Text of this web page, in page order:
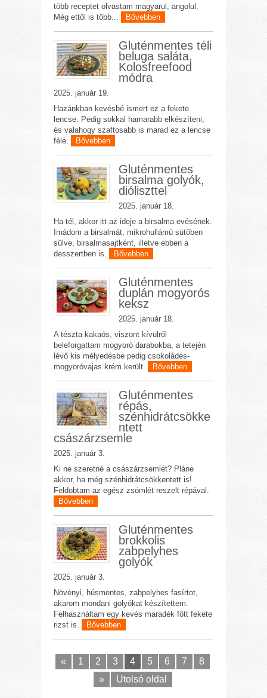
több receptet olvastam magyarul, angolul.
Még ettől is több...
Bővebben
Gluténmentes téli
beluga saláta,
Kolosfreefood
módra
2025. január 19.
Hazánkban kevésbé ismert ez a fekete
lencse. Pedig sokkal hamarabb elkészíteni,
és valahogy szaftosabb is marad ez a lencse
féle.
Bővebben
Gluténmentes
birsalma golyók,
dióliszttel
2025. január 18.
Ha tél, akkor itt az ideje a birsalma evésének.
Imádom a birsalmát, mikrohullámú sütőben
sülve, birsalmasajtként, illetve ebben a
desszertben is.
Bővebben
Gluténmentes
duplán mogyorós
keksz
2025. január 18.
A tészta kakaós, viszont kívülről
beleforgattam mogyoró darabokba, a tetején
lévő kis mélyedésbe pedig csokoládés-
mogyoróvajas krém került.
Bővebben
Gluténmentes
répás,
szénhidrátcsökke
ntett
császárzsemle
2025. január 3.
Ki ne szeretné a császárzsemlét? Pláne
akkor, ha még szénhidrátcsökkentett is!
Feldobtam az egész zsömlét reszelt répával.
Bővebben
Gluténmentes
brokkolis
zabpelyhes
golyók
2025. január 3.
Növényi, húsmentes, zabpelyhes fasírtot,
akarom mondani golyókat készítettem.
Felhasználtam egy kevés maradék főtt fekete
rizst is.
Bővebben
« 1 2 3 4 5 6 7
8
»
Utolsó oldal